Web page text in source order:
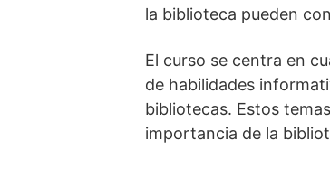
la biblioteca pueden
El curso se centra en
de habilidades
bibliotecas. Estos
importancia de la